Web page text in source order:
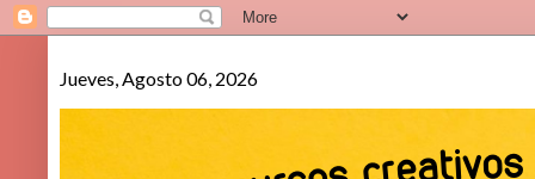
Jueves, Agosto 06, 2026